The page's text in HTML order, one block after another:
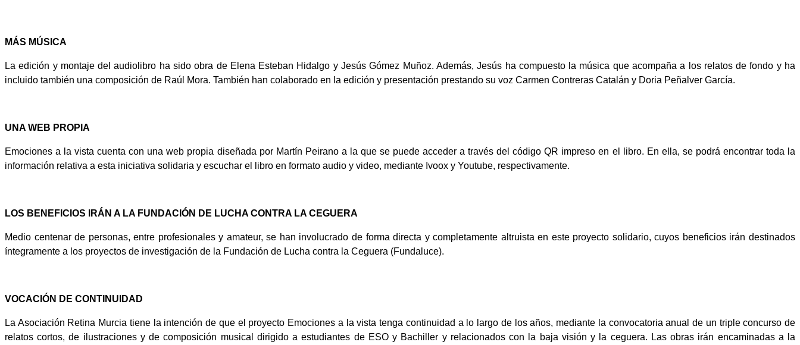
MÁS MÚSICA
La edición y montaje del audiolibro ha sido obra de Elena Esteban Hidalgo y Jesús Gómez Muñoz. Además, Jesús ha compuesto la música que acompaña a los relatos de fondo y ha
incluido también una composición de Raúl Mora. También han colaborado en la edición y presentación prestando su voz Carmen Contreras Catalán y Doria Peñalver García.
UNA WEB PROPIA
Emociones a la vista cuenta con una web propia diseñada por Martín Peirano a la que se puede acceder a través del código QR impreso en el libro. En ella, se podrá encontrar toda la
información relativa a esta iniciativa solidaria y escuchar el libro en formato audio y video, mediante Ivoox y Youtube, respectivamente.
LOS BENEFICIOS IRÁN A LA FUNDACIÓN DE LUCHA CONTRA LA CEGUERA
Medio centenar de personas, entre profesionales y amateur, se han involucrado de forma directa y completamente altruista en este proyecto solidario, cuyos beneficios irán destinados
íntegramente a los proyectos de investigación de la Fundación de Lucha contra la Ceguera (Fundaluce).
VOCACIÓN DE CONTINUIDAD
La Asociación Retina Murcia tiene la intención de que el proyecto Emociones a la vista tenga continuidad a lo largo de los años, mediante la convocatoria anual de un triple concurso de
relatos cortos, de ilustraciones y de composición musical dirigido a estudiantes de ESO y Bachiller y relacionados con la baja visión y la ceguera. Las obras irán encaminadas a la